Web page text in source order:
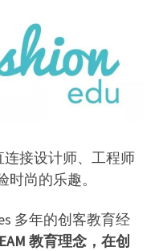
连接设计师、工程师
尚的乐趣。
多年的创客教育经
教育理念，在创